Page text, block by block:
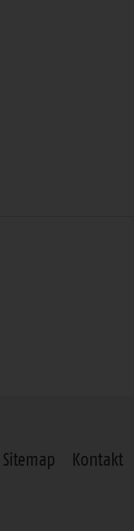
Sitemap Kontakt